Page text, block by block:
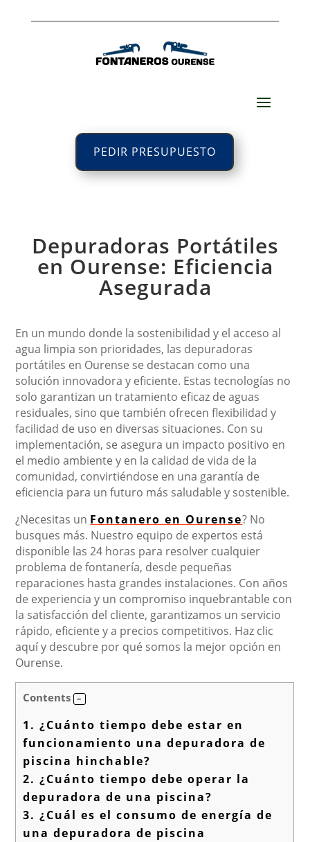
PEDIR PRESUPUESTO
Depuradoras Portátiles
en Ourense: Eficiencia
Asegurada
En un mundo donde la sostenibilidad y el acceso al
agua limpia son prioridades, las depuradoras
portátiles en Ourense se destacan como una
solución innovadora y eficiente. Estas tecnologías no
solo garantizan un tratamiento eficaz de aguas
residuales, sino que también ofrecen flexibilidad y
facilidad de uso en diversas situaciones. Con su
implementación, se asegura un impacto positivo en
el medio ambiente y en la calidad de vida de la
comunidad, convirtiéndose en una garantía de
eficiencia para un futuro más saludable y sostenible.
¿Necesitas un Fontanero en Ourense? No
busques más. Nuestro equipo de expertos está
disponible las 24 horas para resolver cualquier
problema de fontanería, desde pequeñas
reparaciones hasta grandes instalaciones. Con años
de experiencia y un compromiso inquebrantable con
la satisfacción del cliente, garantizamos un servicio
rápido, eficiente y a precios competitivos. Haz clic
aquí y descubre por qué somos la mejor opción en
Ourense.
Contents
1. ¿Cuánto tiempo debe estar en
funcionamiento una depuradora de
piscina hinchable?
2. ¿Cuánto tiempo debe operar la
depuradora de una piscina?
3. ¿Cuál es el consumo de energía de
una depuradora de piscina